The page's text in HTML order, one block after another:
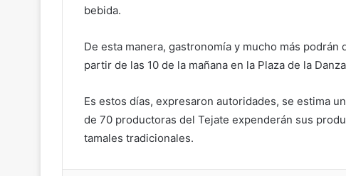
bebida.
De esta manera, gastronomía y mucho más
partir de las 10 de la mañana en la Plaza de la
Es estos días, expresaron autoridades, se estima
de 70 productoras del Tejate expenderán sus
tamales tradicionales.